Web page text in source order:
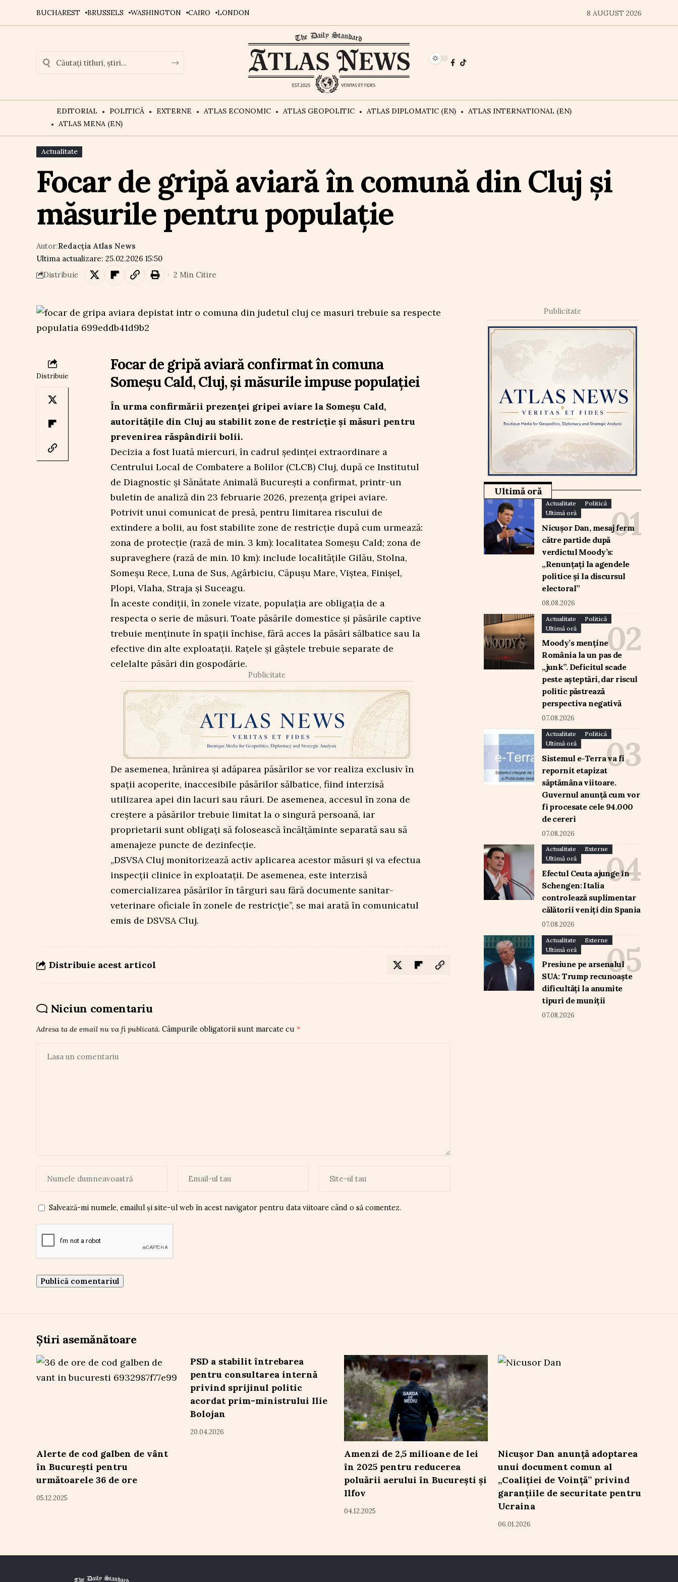
BUCHAREST BRUSSELS WASHINGTON CAIRO LONDON 8 AUGUST 2026
EDITORIAL POLITICĂ EXTERNE ATLAS ECONOMIC ATLAS GEOPOLITIC ATLAS DIPLOMATIC (EN)
ATLAS INTERNATIONAL (EN)
ATLAS MENA (EN)
Actualitate
Focar de gripă aviară în comună din Cluj și
măsurile pentru populație
Ultima actualizare: 25.02.2026 15:50
Autor:Redacția Atlas News
Distribuie 2 Min Citire
Distribuie
Focar de gripă aviară confirmat în comuna
Someșu Cald, Cluj, și măsurile impuse populației
În urma confirmării prezenței gripei aviare la Someșu Cald,
autoritățile din Cluj au stabilit zone de restricție și măsuri pentru
prevenirea răspândirii bolii.
Decizia a fost luată miercuri, în cadrul ședinței extraordinare a
Centrului Local de Combatere a Bolilor (CLCB) Cluj, după ce Institutul
de Diagnostic și Sănătate Animală București a confirmat, printr-un
buletin de analiză din 23 februarie 2026, prezența gripei aviare.
Potrivit unui comunicat de presă, pentru limitarea riscului de
extindere a bolii, au fost stabilite zone de restricție după cum urmează:
zona de protecție (rază de min. 3 km): localitatea Someșu Cald; zona de
supraveghere (rază de min. 10 km): include localitățile Gilău, Stolna,
Someșu Rece, Luna de Sus, Agârbiciu, Căpușu Mare, Viștea, Finișel,
Plopi, Vlaha, Straja și Suceagu.
În aceste condiții, în zonele vizate, populația are obligația de a
respecta o serie de măsuri. Toate păsările domestice și păsările captive
trebuie menținute în spații închise, fără acces la păsări sălbatice sau la
efective din alte exploatații. Rațele și gâștele trebuie separate de
celelalte păsări din gospodărie.
Publicitate
De asemenea, hrănirea și adăparea păsărilor se vor realiza exclusiv în
spații acoperite, inaccesibile păsărilor sălbatice, fiind interzisă
utilizarea apei din lacuri sau râuri. De asemenea, accesul în zona de
creștere a păsărilor trebuie limitat la o singură persoană, iar
proprietarii sunt obligați să folosească încălțăminte separată sau să
amenajeze puncte de dezinfecție.
„DSVSA Cluj monitorizează activ aplicarea acestor măsuri și va efectua
inspecții clinice în exploatații. De asemenea, este interzisă
comercializarea păsărilor în târguri sau fără documente sanitar-
veterinare oficiale în zonele de restricție”, se mai arată în comunicatul
emis de DSVSA Cluj.
Distribuie acest articol
Niciun comentariu
Adresa ta de email nu va fi publicată. Câmpurile obligatorii sunt marcate cu *
Salvează-mi numele, emailul și site-ul web în acest navigator pentru data viitoare când o să comentez.
Publicitate
Ultimă oră
Actualitate
Politică
Ultimă oră
Nicușor Dan, mesaj ferm
către partide după
verdictul Moody’s:
„Renunțați la agendele
politice și la discursul
electoral”
08.08.2026
Actualitate
Politică
Ultimă oră
Moody’s menține
România la un pas de
„junk”. Deficitul scade
peste așteptări, dar riscul
politic păstrează
perspectiva negativă
07.08.2026
Actualitate
Politică
Ultimă oră
Sistemul e-Terra va fi
repornit etapizat
săptămâna viitoare.
Guvernul anunță cum vor
fi procesate cele 94.000
de cereri
07.08.2026
Actualitate
Externe
Ultimă oră
Efectul Ceuta ajunge în
Schengen: Italia
controlează suplimentar
călătorii veniți din Spania
07.08.2026
Actualitate
Externe
Ultimă oră
Presiune pe arsenalul
SUA: Trump recunoaște
dificultăți la anumite
tipuri de muniții
07.08.2026
Știri asemănătoare
Alerte de cod galben de vânt
în București pentru
următoarele 36 de ore
05.12.2025
PSD a stabilit întrebarea
pentru consultarea internă
privind sprijinul politic
acordat prim-ministrului Ilie
Bolojan
20.04.2026
Amenzi de 2,5 milioane de lei
în 2025 pentru reducerea
poluării aerului în București și
Ilfov
04.12.2025
Nicușor Dan anunță adoptarea
unui document comun al
„Coaliției de Voință” privind
garanțiile de securitate pentru
Ucraina
06.01.2026